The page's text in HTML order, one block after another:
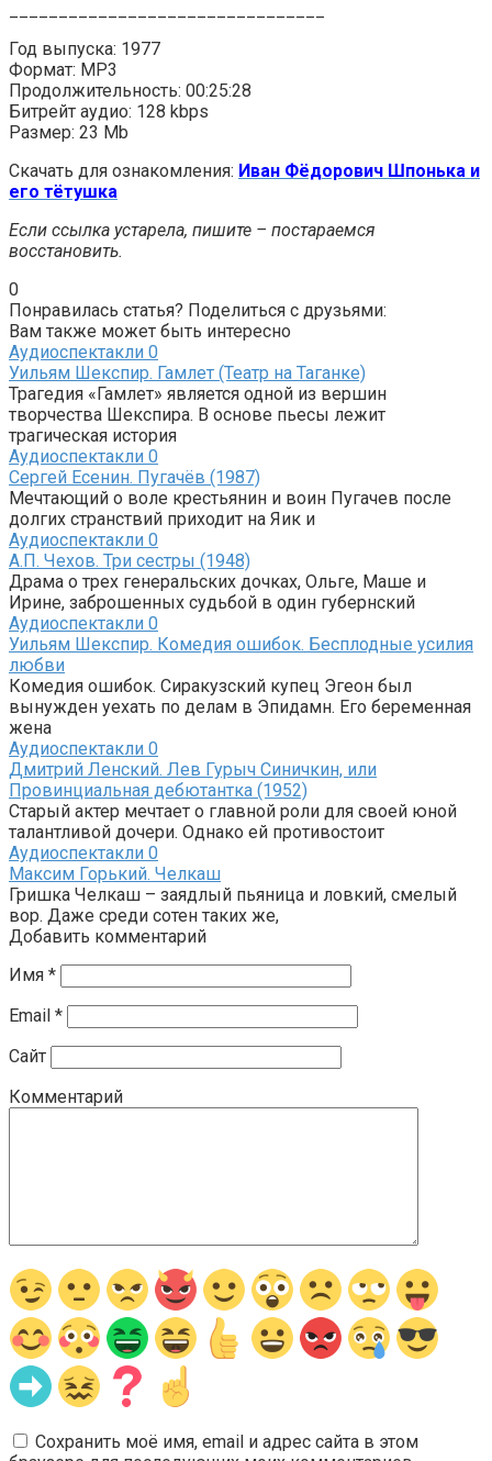
Год выпуска: 1977
Формат: MP3
Продолжительность: 00:25:28
Битрейт аудио: 128 kbps
Размер: 23 Mb
Скачать для ознакомления: Иван Фёдорович Шпонька и
его тётушка
Если ссылка устарела, пишите – постараемся
восстановить.
0
Понравилась статья? Поделиться с друзьями:
Вам также может быть интересно
Аудиоспектакли 0
Уильям Шекспир. Гамлет (Театр на Таганке)
Трагедия «Гамлет» является одной из вершин
творчества Шекспира. В основе пьесы лежит
трагическая история
Аудиоспектакли 0
Сергей Есенин. Пугачёв (1987)
Мечтающий о воле крестьянин и воин Пугачев после
долгих странствий приходит на Яик и
Аудиоспектакли 0
А.П. Чехов. Три сестры (1948)
Драма о трех генеральских дочках, Ольге, Маше и
Ирине, заброшенных судьбой в один губернский
Аудиоспектакли 0
Уильям Шекспир. Комедия ошибок. Бесплодные усилия
любви
Комедия ошибок. Сиракузский купец Эгеон был
вынужден уехать по делам в Эпидамн. Его беременная
жена
Аудиоспектакли 0
Дмитрий Ленский. Лев Гурыч Синичкин, или
Провинциальная дебютантка (1952)
Старый актер мечтает о главной роли для своей юной
талантливой дочери. Однако ей противостоит
Аудиоспектакли 0
Максим Горький. Челкаш
Гришка Челкаш – заядлый пьяница и ловкий, смелый
вор. Даже среди сотен таких же,
Добавить комментарий
Имя *
Email *
Сайт
Комментарий
Сохранить моё имя, email и адрес сайта в этом